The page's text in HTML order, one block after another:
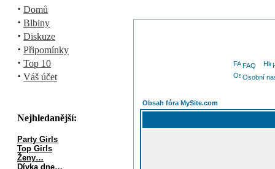
· Domů
· Blbiny
· Diskuze
· Připomínky
· Top 10
· Váš účet
Nejhledanější:
Party Girls
Top Girls
Ženy…
Dívka dne…
FAQ
Osobní
Obsah fóra MySite.com